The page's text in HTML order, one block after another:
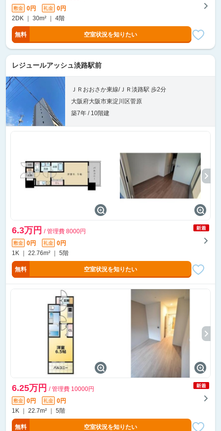
敷金 0円 礼金
0円
2DK ｜ 30m² ｜ 4階
無料 空室状況を知りたい
レジュールアッシュ淡路駅前
ＪＲおおさか東線/ＪＲ淡路駅 歩2分
大阪府大阪市東淀川区菅原
築7年 / 10階建
6.3万円 / 管理費 8000円
敷金 0円 礼金
0円
1K ｜ 22.76m² ｜ 5階
無料 空室状況を知りたい
6.25万円 / 管理費 10000円
敷金 0円 礼金
0円
1K ｜ 22.7m² ｜ 5階
無料 空室状況を知りたい